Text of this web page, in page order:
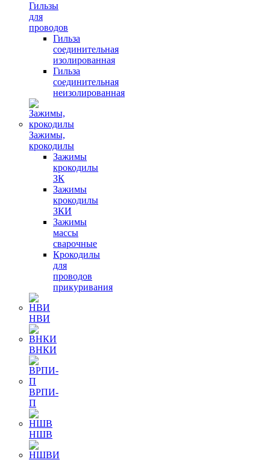
Гильзы
для
проводов
Гильза
соединительная
изолированная
Гильза
соединительная
неизолированная
Зажимы,
крокодилы
Зажимы
крокодилы
ЗК
Зажимы
крокодилы
ЗКИ
Зажимы
массы
сварочные
Крокодилы
для
проводов
прикуривания
НВИ
ВНКИ
ВРПИ-
П
НШВ